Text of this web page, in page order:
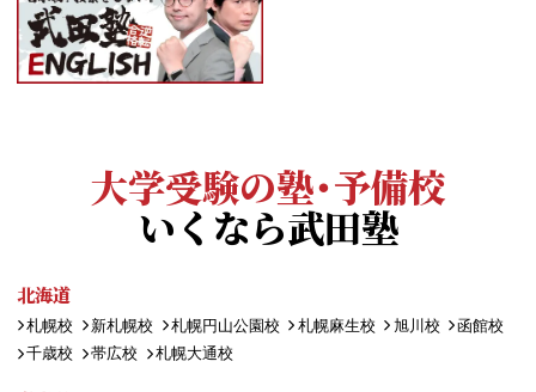
大学受験の塾・予備校
いくなら武田塾
北海道
札幌校 新札幌校 札幌円山公園校 札幌麻生校 旭川校
函館校
千歳校
帯広校 札幌大通校